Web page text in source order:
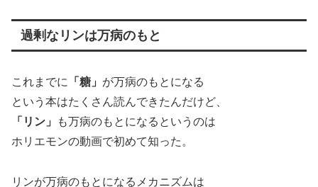
過剰なリンは万病のもと
これまでに 「糖」 が万病のもとになる
という本はたくさん読んできたんだけど、
「リン」
も万病のもとになるというのは
ホリエモンの動画で初めて知った。
リンが万病のもとになるメカニズムは